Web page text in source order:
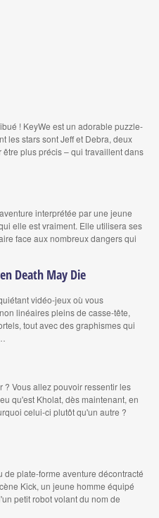
! KeyWe est un adorable puzzle-
les stars sont Jeff et Debra, deux
plus précis – qui travaillent dans
interprétée par une jeune
elle est vraiment. Elle utilisera ses
face aux nombreux dangers qui
Death May Die
vidéo-jeux où vous
linéaires pleins de casse-tête,
tout avec des graphismes qui
? Vous allez pouvoir ressentir les
qu'est Kholat, dès maintenant, en
celui-ci plutôt qu'un autre ?
de plate-forme aventure décontracté
Kick, un jeune homme équipé
petit robot volant du nom de